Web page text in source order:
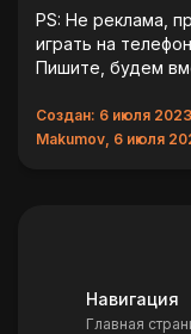
PS: Не реклама,
играть на
Пишите, будем
Создан: 6 июля
Makumov, 6 июля
Навигация
Главная